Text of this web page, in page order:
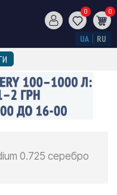
0 0
UA RU
0.725 серебро